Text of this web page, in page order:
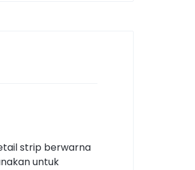
strip berwarna
untuk